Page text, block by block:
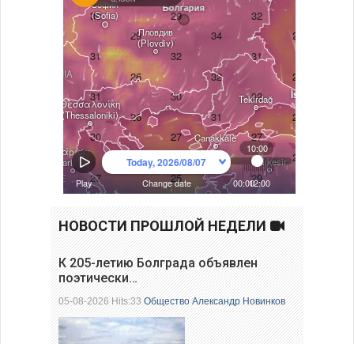
НОВОСТИ ПРОШЛОЙ НЕДЕЛИ
К 205-летию Болграда объявлен
поэтически…
05-08-2026 Hits:33Общество Александр Новинков